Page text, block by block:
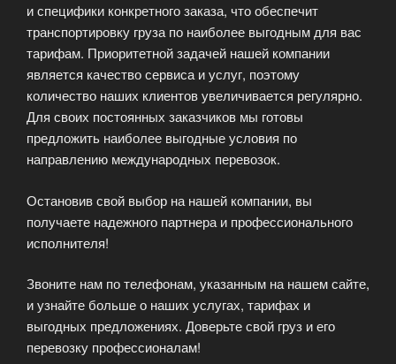
и специфики конкретного заказа, что обеспечит
транспортировку груза по наиболее выгодным для вас
тарифам. Приоритетной задачей нашей компании
является качество сервиса и услуг, поэтому
количество наших клиентов увеличивается регулярно.
Для своих постоянных заказчиков мы готовы
предложить наиболее выгодные условия по
направлению международных перевозок.
Остановив свой выбор на нашей компании, вы
получаете надежного партнера и профессионального
исполнителя!
Звоните нам по телефонам, указанным на нашем сайте,
и узнайте больше о наших услугах, тарифах и
выгодных предложениях. Доверьте свой груз и его
перевозку профессионалам!